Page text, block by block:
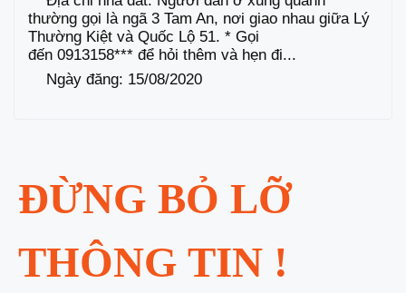
thường gọi là ngã 3 Tam An, nơi giao nhau giữa Lý
Thường Kiệt và Quốc Lộ 51. * Gọi
đến 0913158*** để hỏi thêm và hẹn đi...
Ngày đăng: 15/08/2020
ĐỪNG BỎ LỠ
THÔNG TIN !